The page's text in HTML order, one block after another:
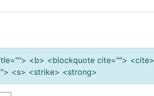
<b> <blockquote cite=""> <cite>
<s> <strike> <strong>